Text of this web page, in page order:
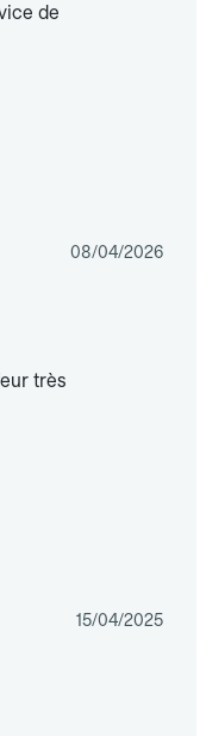
de
08/04/2026
très
15/04/2025